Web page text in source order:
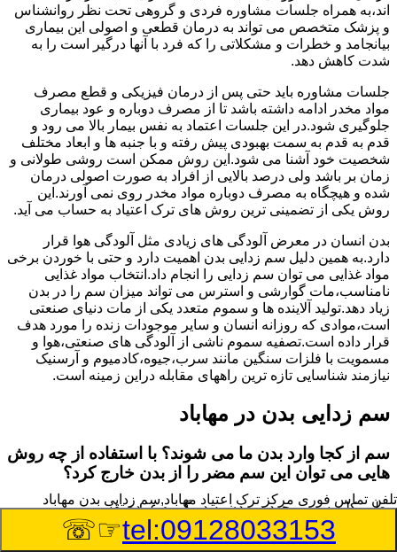
اند،به همراه جلسات مشاوره فردی و گروهی تحت نظر روانشناس
و پزشک متخصص می تواند به درمان قطعی و اصولی این بیماری
بیانجامد و خطرات و مشکلاتی را که فرد با آنها درگیر است را به
شدت کاهش دهد.
جلسات مشاوره باید حتی پس از درمان فیزیکی و قطع مصرف
مواد مخدر ادامه داشته باشد تا از مصرف دوباره و عود بیماری
جلوگیری شود.در این جلسات اعتماد به نفس بیمار بالا می رود و
قدم به قدم به سمت بهبودی پیش رفته و با جنبه ها و ابعاد مختلف
شخصیت خود آشنا می شود.این روش ممکن است روشی طولانی و
زمان بر باشد ولی درصد بالایی از افراد به صورت اصولی درمان
شده و هیچگاه به مصرف دوباره مواد مخدر روی نمی آورند.این
روش یکی از تضمینی ترین روش های ترک اعتیاد به حساب می آید.
بدن انسان در معرض آلودگی های زیادی مثل آلودگی هوا قرار
دارد.به همین دلیل سم زدایی بدن اهمیت دارد و حتی با خوردن برخی
مواد غذایی می توان سم زدایی را انجام داد.انتخاب مواد غذایی
نامناسب،مات گوارشی و استرس می تواند میزان سم را در بدن
زیاد دهد.تولید آلاینده ها و سموم متعدد یکی از مات دنیای صنعتی
است،موادی که روزانه انسان و سایر موجودات زنده را مورد هدف
قرار داده است.تصفیه سموم ناشی از آلودگی های صنعتی،هوا و
مسمویت با فلزات سنگین مانند سرب،جیوه،کادمیوم و آرسنیک
نیازمند شناسایی تازه ترین راههای مقابله دراین زمینه است.
سم زدایی بدن در مهاباد
سم از کجا وارد بدن ما می شوند؟ با استفاده از چه روش
هایی می توان این سم مضر را از بدن خارج کرد؟
بطور کلی سم موجود در بدن به دو گروه عمده تقسیم می
شوند.بخش بزرگی از این سموم مثل مواد به جا مانده از سموم
گیاهی و آفت کش ها،فلزات سنگین ناشی از آلودگی هوا،انواع
تلفن تماس فوری مرکز ترک اعتیاد مهاباد,سم زدایی بدن مهاباد
tel:09128033153
☞☏